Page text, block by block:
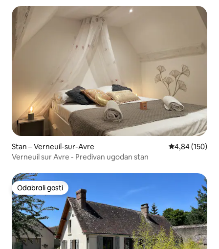
Stan – Verneuil-sur-Avre Prosječna
4,84 (150)
Verneuil sur Avre - Predivan ugodan stan
Odabrali gosti
Odabrali gosti